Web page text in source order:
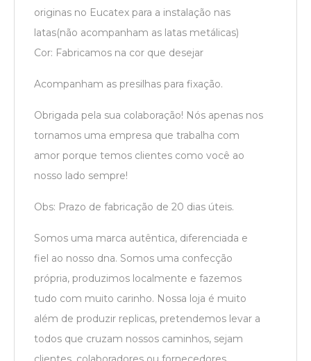
originas no Eucatex para a instalação nas
latas(não acompanham as latas metálicas)
Cor: Fabricamos na cor que desejar
Acompanham as presilhas para fixação.
Obrigada pela sua colaboração! Nós apenas nos
tornamos uma empresa que trabalha com
amor porque temos clientes como você ao
nosso lado sempre!
Obs: Prazo de fabricação de 20 dias úteis.
Somos uma marca autêntica, diferenciada e
fiel ao nosso dna. Somos uma confecção
própria, produzimos localmente e fazemos
tudo com muito carinho. Nossa loja é muito
além de produzir replicas, pretendemos levar a
todos que cruzam nossos caminhos, sejam